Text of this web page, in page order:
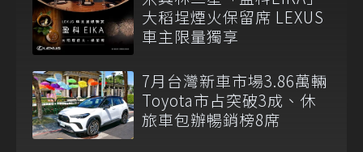
大稻埕煙火保留席 LEXUS
車主限量獨享
7月台灣新車市場3.86萬輛
Toyota市占突破3成、休
旅車包辦暢銷榜8席